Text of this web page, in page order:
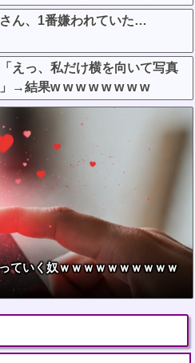
？
さん、1番嫌われていた…
えっ、私だけ横を向いて写真
→結果w w w w w w w w
ていく奴ｗｗｗｗｗｗｗｗｗｗ